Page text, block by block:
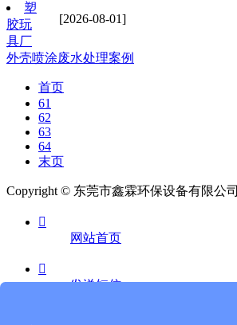
[2026-08-01]
塑
胶玩
具厂
外壳喷涂废水处理案例
首页
61
62
63
64
末页
Copyright © 东莞市鑫霖环保设备有限公司

网站首页

发送短信